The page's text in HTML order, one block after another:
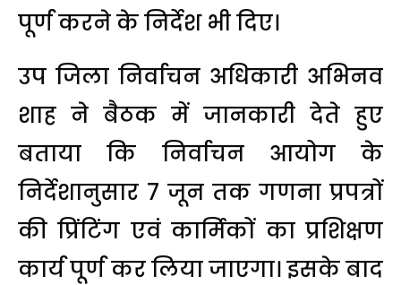
पूर्ण करने के निर्देश भी दिए।
उप जिला निर्वाचन अधिकारी अभिनव
शाह ने बैठक में जानकारी देते हुए
बताया कि निर्वाचन आयोग के
निर्देशानुसार 7 जून तक गणना प्रपत्रों
की प्रिंटिंग एवं कार्मिकों का प्रशिक्षण
कार्य पूर्ण कर लिया जाएगा। इसके बाद